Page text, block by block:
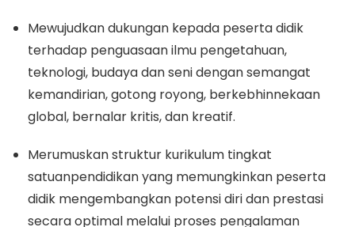
Mewujudkan dukungan kepada peserta didik
terhadap penguasaan ilmu pengetahuan,
teknologi, budaya dan seni dengan semangat
kemandirian, gotong royong, berkebhinnekaan
global, bernalar kritis, dan kreatif.
Merumuskan struktur kurikulum tingkat
satuanpendidikan yang memungkinkan peserta
didik mengembangkan potensi diri dan prestasi
secara optimal melalui proses pengalaman